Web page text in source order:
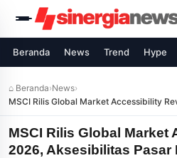
Beranda News Trend Hype
⌂ Beranda›News›
MSCI Rilis Global Market Accessibility
Indonesia Turun Satu Kriteria
MSCI Rilis Global
2026, Aksesibilitas Pasar